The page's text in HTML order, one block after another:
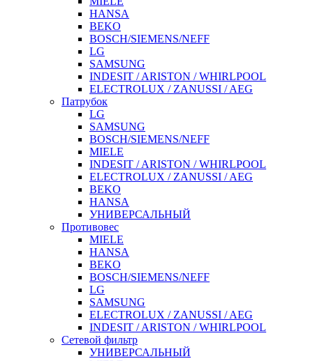
HANSA
BEKO
BOSCH/SIEMENS/NEFF
LG
SAMSUNG
INDESIT / ARISTON / WHIRLPOOL
ELECTROLUX / ZANUSSI / AEG
Патрубок
LG
SAMSUNG
BOSCH/SIEMENS/NEFF
MIELE
INDESIT / ARISTON / WHIRLPOOL
ELECTROLUX / ZANUSSI / AEG
BEKO
HANSA
УНИВЕРСАЛЬНЫЙ
Противовес
MIELE
HANSA
BEKO
BOSCH/SIEMENS/NEFF
LG
SAMSUNG
ELECTROLUX / ZANUSSI / AEG
INDESIT / ARISTON / WHIRLPOOL
Сетевой фильтр
УНИВЕРСАЛЬНЫЙ